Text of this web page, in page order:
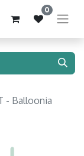
0
- Balloonia